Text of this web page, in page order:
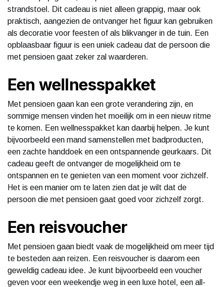
strandstoel. Dit cadeau is niet alleen grappig, maar ook
praktisch, aangezien de ontvanger het figuur kan gebruiken
als decoratie voor feesten of als blikvanger in de tuin. Een
opblaasbaar figuur is een uniek cadeau dat de persoon die
met pensioen gaat zeker zal waarderen.
Een wellnesspakket
Met pensioen gaan kan een grote verandering zijn, en
sommige mensen vinden het moeilijk om in een nieuw ritme
te komen. Een wellnesspakket kan daarbij helpen. Je kunt
bijvoorbeeld een mand samenstellen met badproducten,
een zachte handdoek en een ontspannende geurkaars. Dit
cadeau geeft de ontvanger de mogelijkheid om te
ontspannen en te genieten van een moment voor zichzelf.
Het is een manier om te laten zien dat je wilt dat de
persoon die met pensioen gaat goed voor zichzelf zorgt.
Een reisvoucher
Met pensioen gaan biedt vaak de mogelijkheid om meer tijd
te besteden aan reizen. Een reisvoucher is daarom een
geweldig cadeau idee. Je kunt bijvoorbeeld een voucher
geven voor een weekendje weg in een luxe hotel, een all-